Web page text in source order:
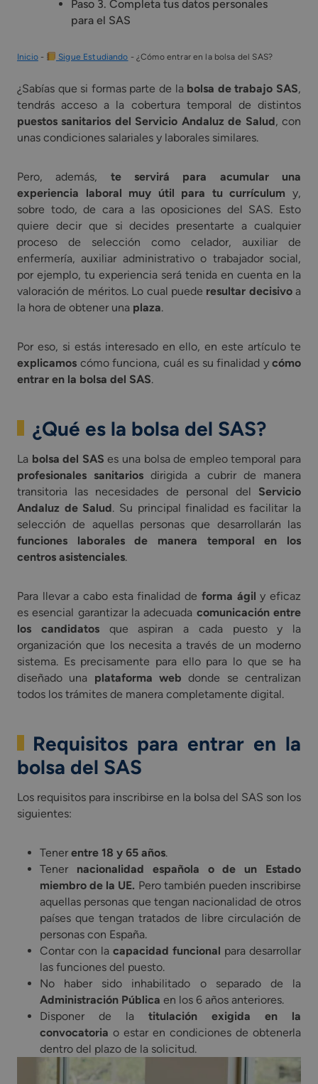
Paso 3. Completa tus datos personales
para el SAS
Inicio- Sigue Estudiando -¿Cómo entrar en la bolsa del SAS?
¿Sabías que si formas parte de la bolsa de trabajo SAS,
tendrás acceso a la cobertura temporal de distintos
puestos sanitarios del Servicio Andaluz de Salud, con
unas condiciones salariales y laborales similares.
Pero, además, te servirá para acumular una
experiencia laboral muy útil para tu currículum y,
sobre todo, de cara a las oposiciones del SAS. Esto
quiere decir que si decides presentarte a cualquier
proceso de selección como celador, auxiliar de
enfermería, auxiliar administrativo o trabajador social,
por ejemplo, tu experiencia será tenida en cuenta en la
valoración de méritos. Lo cual puede resultar decisivoa
la hora de obtener una plaza.
Por eso, si estás interesado en ello, en este artículo te
explicamos cómo funciona, cuál es su finalidad y cómo
entrar en la bolsa del SAS.
¿Qué es la bolsa del SAS?
La bolsa del SAS es una bolsa de empleo temporal para
profesionales sanitarios dirigida a cubrir de manera
transitoria las necesidades de personal del Servicio
Andaluz de Salud. Su principal finalidad es facilitar la
selección de aquellas personas que desarrollarán las
funciones laborales de manera temporal en los
centros asistenciales.
Para llevar a cabo esta finalidad de forma ágil y eficaz
es esencial garantizar la adecuada comunicación entre
los candidatosque aspiran a cada puesto y la
organización que los necesita a través de un moderno
sistema. Es precisamente para ello para lo que se ha
diseñado una plataforma web donde se centralizan
todos los trámites de manera completamente digital.
Requisitos para entrar en la
bolsa del SAS
Los requisitos para inscribirse en la bolsa del SAS son los
siguientes:
Tener entre 18 y 65 años.
Tener nacionalidad española o de un Estado
miembro de la UE. Pero también pueden inscribirse
aquellas personas que tengan nacionalidad de otros
países que tengan tratados de libre circulación de
personas con España.
Contar con la capacidad funcional para desarrollar
las funciones del puesto.
No haber sido inhabilitado o separado de la
Administración Pública en los 6 años anteriores.
Disponer de la titulación exigida en la
convocatoria o estar en condiciones de obtenerla
dentro del plazo de la solicitud.